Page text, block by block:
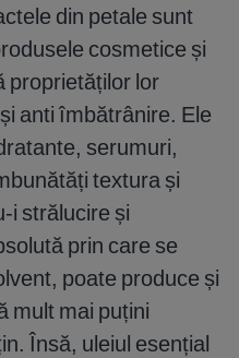
din petale sunt
cosmetice și
proprietăților lor
anti îmbătrânire. Ele
serumuri,
textura și
i strălucire și
prin care se
poate produce și
mult mai puțini
Însă, uleiul esențial